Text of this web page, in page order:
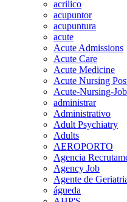
acrilico
acupuntor
acupuntura
acute
Acute Admissions
Acute Care
Acute Medicine
Acute Nursing
Acute-Nursing-
administrar
Administrativo
Adult Psychiatry
Adults
AEROPORTO
Agencia
Agency Job
Agente de
águeda